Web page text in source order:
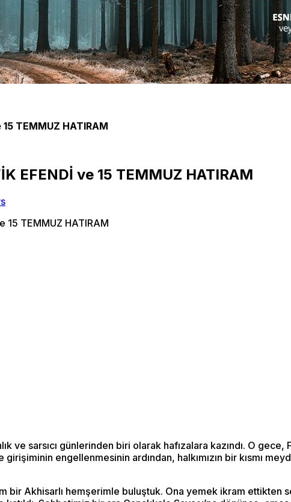
15 TEMMUZ HATIRAM
EFENDİ ve 15 TEMMUZ HATIRAM
ve sarsıcı günlerinden biri olarak hafızalara kazındı. O gece,
engellenmesinin ardından, halkımızın bir kısmı
bir Akhisarlı hemşerimle buluştuk. Ona yemek ikram